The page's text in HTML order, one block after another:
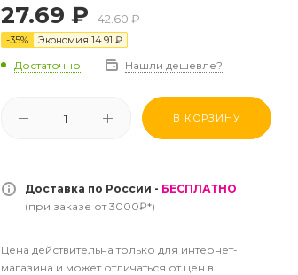
27.69 ₽ 42.60₽
-35% Экономия 14.91 ₽
Достаточно Нашли дешевле?
В КОРЗИНУ
Доставка по России - БЕСПЛАТНО
(при заказе от 3000₽*)
Цена действительна только для интернет-
магазина и может отличаться от цен в